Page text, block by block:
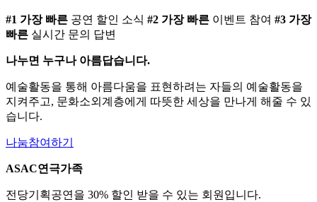
#1 가장 빠른 공연 할인 소식 #2 가장 빠른 이벤트 참여 #3 가장
빠른 실시간 문의 답변
나누면 누구나 아름답습니다.
예술활동을 통해 아름다움을 표현하려는 자들의 예술활동을
지켜주고, 문화소외계층에게 따뜻한 세상을 만나게 해줄 수 있
습니다.
나눔참여하기
ASAC연극가족
전당기획공연을 30% 할인 받을 수 있는 회원입니다.